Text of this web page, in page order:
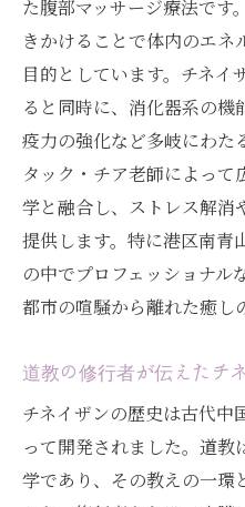
内臓マッサージ
港区南青山での
消化機能改善に
ニック
チネイザンで期
南青山の専門セ
内臓マッサージと
青山でのリラクゼー
道教修行者が実
術
南青山でのリラ
た腹部マッサージ療法です
きかけることで体内のエネ
目的としています。チネイ
ると同時に、消化器系の機
疫力の強化など多岐にわた
タック・チア老師によって
学と融合し、ストレス解消
提供します。特に港区南青
の中でプロフェッショナル
都市の喧騒から離れた癒し
道教の修行者が伝えたチ
チネイザンの歴史は古代中
って開発されました。道
学であり、その教えの一環